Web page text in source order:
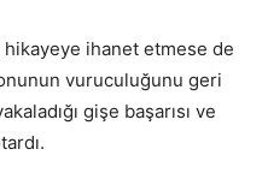
hikayeye ihanet etmese de
vuruculuğunu geri
gişe başarısı ve